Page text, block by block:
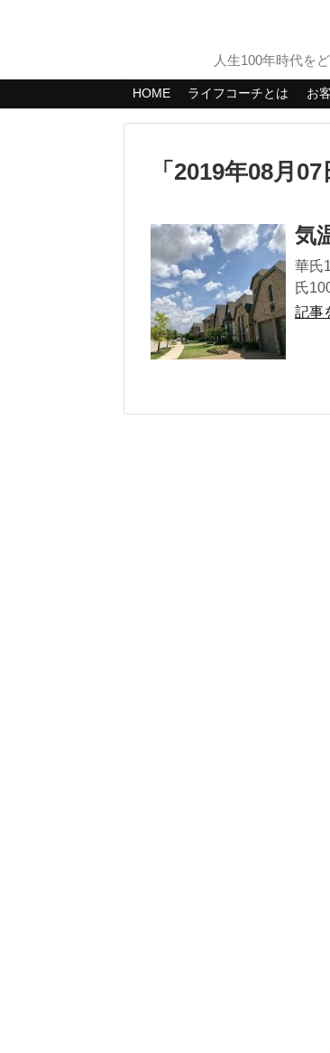
人生100年時代を
HOME ライフコーチとは お
「 2019年08月07
気
華氏
氏
記事